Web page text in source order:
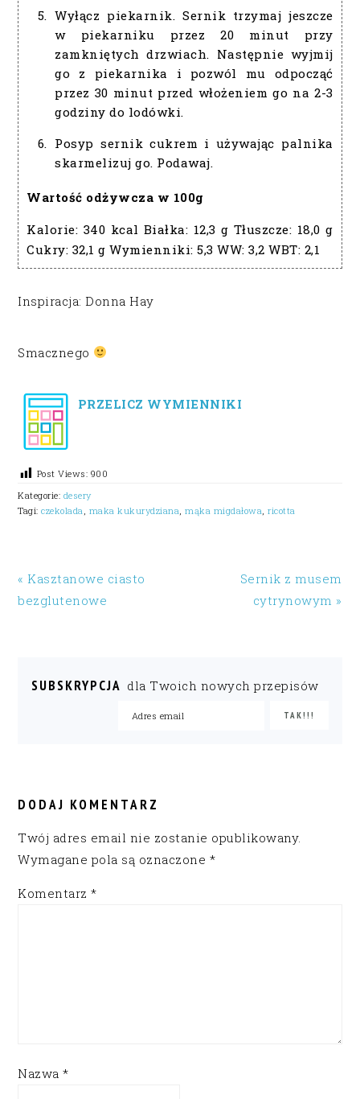
Wyłącz piekarnik. Sernik trzymaj jeszcze
w piekarniku przez 20 minut przy
zamkniętych drzwiach. Następnie wyjmij
go z piekarnika i pozwól mu odpocząć
przez 30 minut przed włożeniem go na 2-3
godziny do lodówki.
Posyp sernik cukrem i używając palnika
skarmelizuj go. Podawaj.
Wartość odżywcza w 100g
Kalorie: 340 kcal Białka: 12,3 g Tłuszcze: 18,0 g
Cukry: 32,1 g Wymienniki:5,3 WW:3,2 WBT: 2,1
Inspiracja: Donna Hay
Smacznego
PRZELICZ WYMIENNIKI
Post Views: 900
Kategorie: desery
Tagi:czekolada maka kukurydziana ,mąka migdałowa ,ricotta
« Kasztanowe ciasto
bezglutenowe
Sernik z musem
cytrynowym »
SUBSKRYPCJA dla Twoich nowych przepisów
INTERACTIONS
DODAJ KOMENTARZ
Twój adres email nie zostanie opublikowany.
Wymagane pola są oznaczone *
Komentarz*
Nazwa*